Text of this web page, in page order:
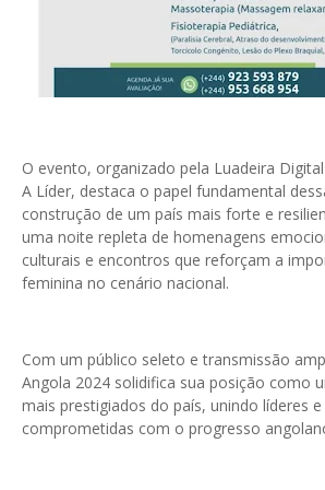
O evento, organizado pela Luadeira
A Líder, destaca o papel fundamental
construção de um país mais forte e
uma noite repleta de homenagens
culturais e encontros que reforçam a
feminina no cenário nacional.
Com um público seleto e transmissão
Angola 2024 solidifica sua posição como
mais prestigiados do país, unindo líderes
comprometidas com o progresso